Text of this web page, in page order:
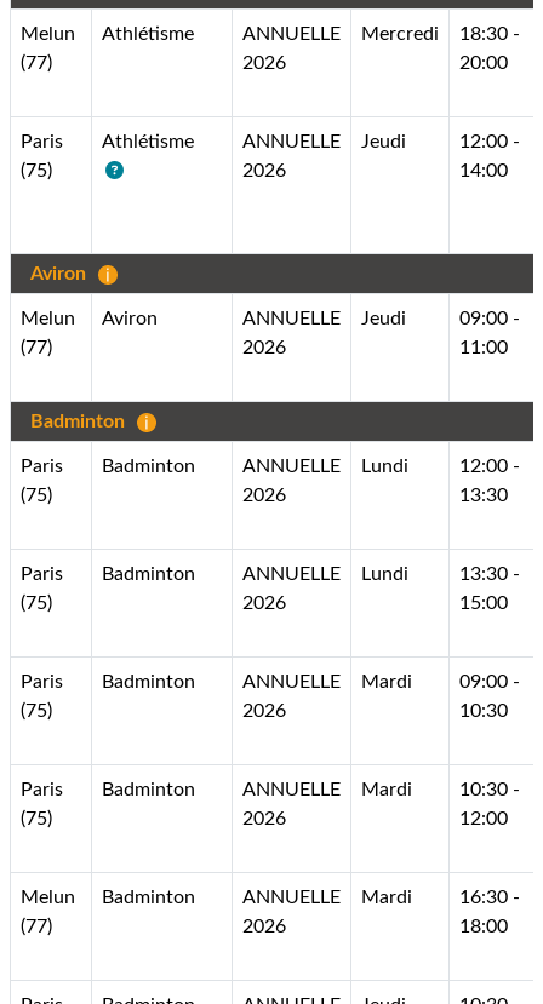
Melun
(77)
Athlétisme
ANNUELLE
2026
Mercredi
18:30 -
20:00
Paris
(75)
Athlétisme
ANNUELLE
2026
Jeudi
12:00 -
14:00
Aviron
Melun
(77)
Aviron
ANNUELLE
2026
Jeudi
09:00 -
11:00
Badminton
Paris
(75)
Badminton
ANNUELLE
2026
Lundi
12:00 -
13:30
Paris
(75)
Badminton
ANNUELLE
2026
Lundi
13:30 -
15:00
Paris
(75)
Badminton
ANNUELLE
2026
Mardi
09:00 -
10:30
Paris
(75)
Badminton
ANNUELLE
2026
Mardi
10:30 -
12:00
Melun
(77)
Badminton
ANNUELLE
2026
Mardi
16:30 -
18:00